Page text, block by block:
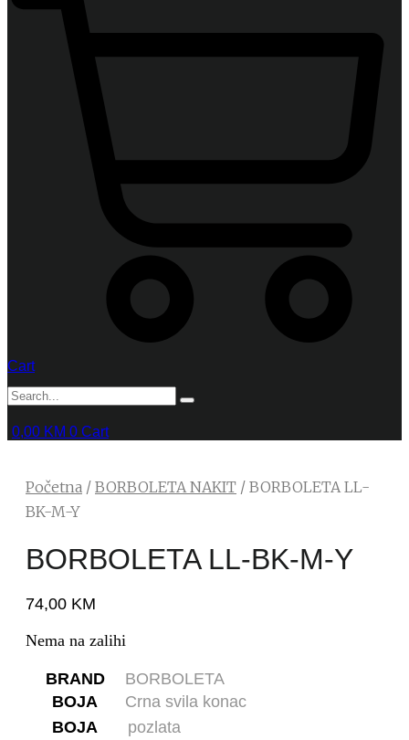
Cart
0,00 KM 0 Cart
Početna / BORBOLETA NAKIT / BORBOLETA LL-
BK-M-Y
BORBOLETA LL-BK-M-Y
74,00 KM
Nema na zalihi
BRAND
BORBOLETA
BOJA
Crna svila konac
BOJA
pozlata